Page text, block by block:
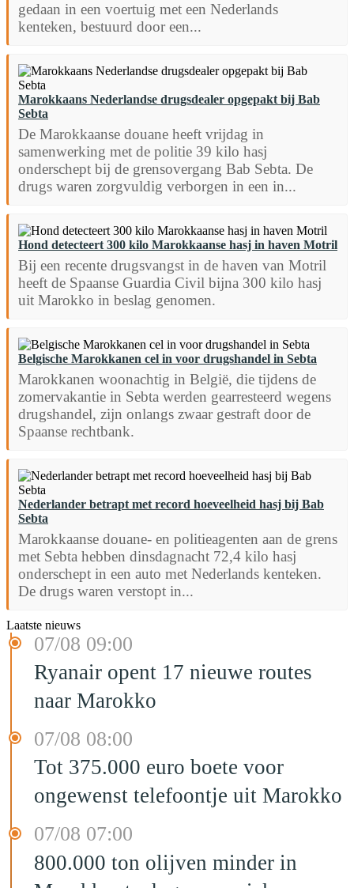
gedaan in een voertuig met een Nederlands
kenteken, bestuurd door een...
Marokkaans Nederlandse drugsdealer opgepakt bij Bab
Sebta
De Marokkaanse douane heeft vrijdag in
samenwerking met de politie 39 kilo hasj
onderschept bij de grensovergang Bab Sebta. De
drugs waren zorgvuldig verborgen in een in...
Hond detecteert 300 kilo Marokkaanse hasj in haven Motril
Bij een recente drugsvangst in de haven van Motril
heeft de Spaanse Guardia Civil bijna 300 kilo hasj
uit Marokko in beslag genomen.
Belgische Marokkanen cel in voor drugshandel in Sebta
Marokkanen woonachtig in België, die tijdens de
zomervakantie in Sebta werden gearresteerd wegens
drugshandel, zijn onlangs zwaar gestraft door de
Spaanse rechtbank.
Nederlander betrapt met record hoeveelheid hasj bij Bab
Sebta
Marokkaanse douane- en politieagenten aan de grens
met Sebta hebben dinsdagnacht 72,4 kilo hasj
onderschept in een auto met Nederlands kenteken.
De drugs waren verstopt in...
Laatste nieuws
07/08 09:00
Ryanair opent 17 nieuwe routes
naar Marokko
07/08 08:00
Tot 375.000 euro boete voor
ongewenst telefoontje uit Marokko
07/08 07:00
800.000 ton olijven minder in